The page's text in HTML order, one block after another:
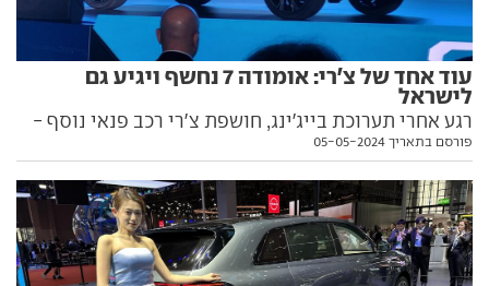
עוד אחד של צ'רי: אומודה 7 נחשף ויגיע גם
לישראל
רגע אחרי תערוכת בייג'ינג, חושפת צ'רי רכב פנאי נוסף -
הפעם מבית אומודה, מותג נוסף לשווקים בינלאומיים. כל
בפנים
פורסם בתאריך 05-05-2024